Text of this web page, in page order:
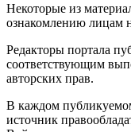
Некоторые из
ознакомлению лицам
Редакторы портала
соответствующим
авторских прав.
В каждом
источник